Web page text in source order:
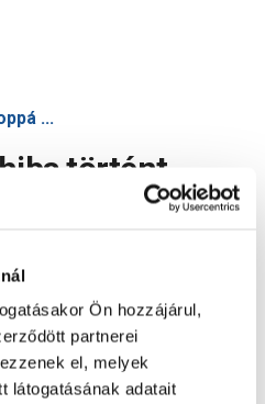
Ön hozzájárul,
partnerei
el, melyek
látogatásának adatait
...
történt